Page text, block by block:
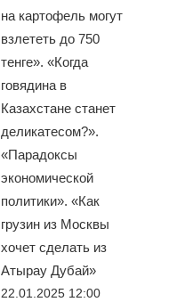
на картофель могут
взлететь до 750
тенге». «Когда
говядина в
Казахстане станет
деликатесом?».
«Парадоксы
экономической
политики». «Как
грузин из Москвы
хочет сделать из
Атырау Дубай»
22.01.2025 12:00